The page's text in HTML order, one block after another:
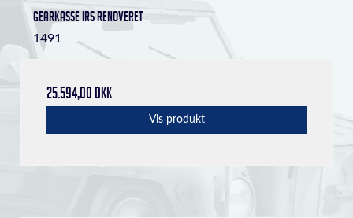
Gearkasse IRS Renoveret
1491
25.594,00 DKK
Vis produkt